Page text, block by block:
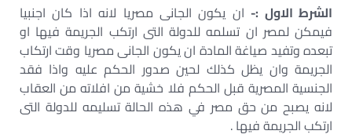
الشرط الاول :-ان يكون الجانى مصريا لانه اذا كان اجنبيا
فيمكن لمصر ان تسلمه للدولة التى ارتكب الجريمة فيها او
تبعده وتفيد صياغة المادة ان يكون الجانى مصريا وقت ارتكاب
الجريمة وان يظل كذلك لحين صدور الحكم عليه واذا فقد
الجنسية المصرية قبل الحكم فلا خشية من افلاته من العقاب
لانه يصبح من حق مصر في هذه الحالة تسليمه للدولة التى
ارتكب الجريمة فيها .